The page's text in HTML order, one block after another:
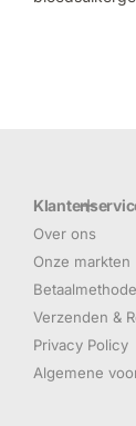
Over ons
Onze markten
Verzenden &
Privacy Policy
Algemene